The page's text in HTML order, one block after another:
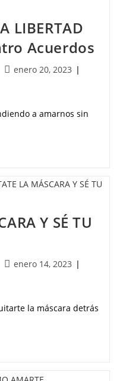
LIBERTAD
Acuerdos
enero 20, 2023
a amarnos sin
Y SÉ TU
enero 14, 2023
la máscara detrás